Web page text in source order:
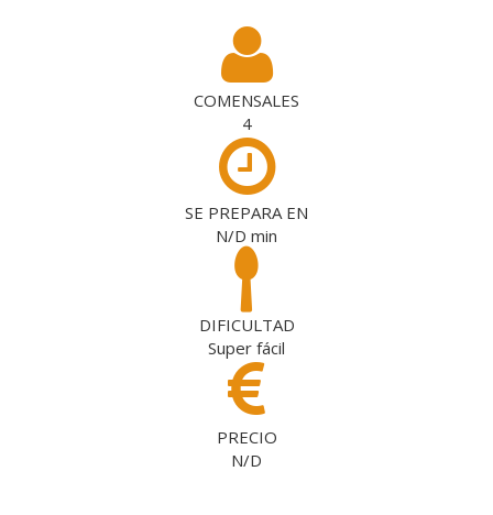
COMENSALES
4
SE PREPARA EN
N/D min
DIFICULTAD
Super fácil
PRECIO
N/D